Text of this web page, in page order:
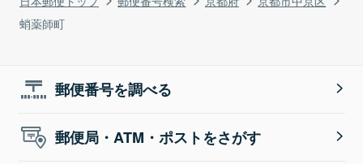
蛸薬師町
郵便番号を調べる
郵便局・ATM・ポストをさがす